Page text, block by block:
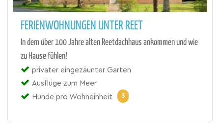
FERIENWOHNUNGEN UNTER REET
In dem über 100 Jahre alten Reetdachhaus ankommen und wie
zu Hause fühlen!
privater eingezäunter Garten
Ausflüge zum Meer
Hunde pro Wohneinheit
3